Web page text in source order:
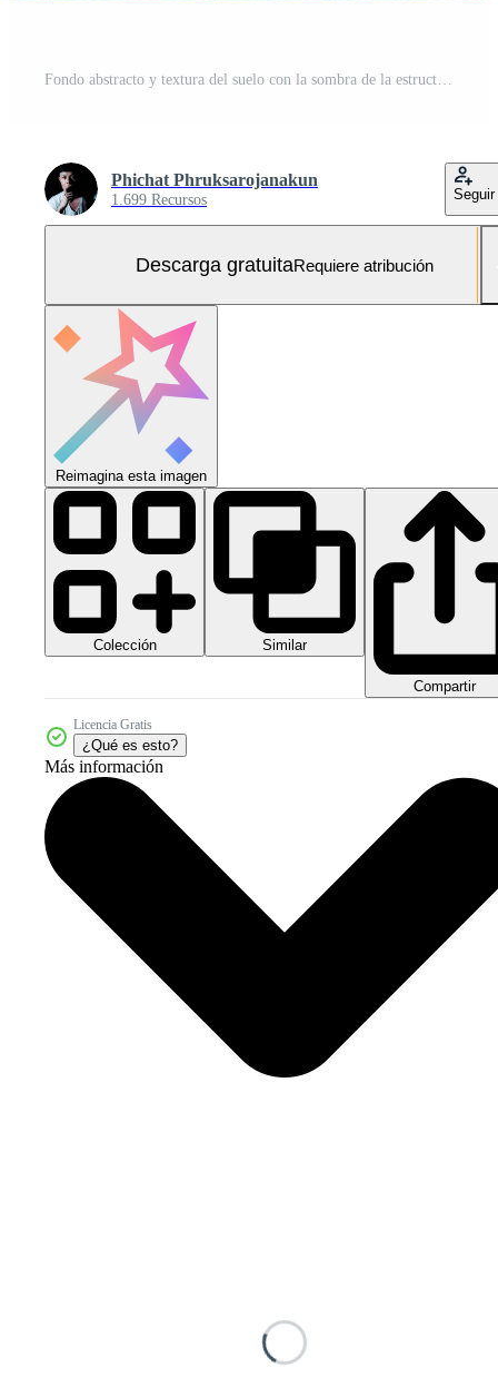
Fondo abstracto y textura del suelo con la sombra de la estructura de acero en el suelo en el sitio de construcción Foto Gratis
Phichat Phruksarojanakun
1.699 Recursos Seguir
Descarga gratuitaRequiere atribución
Reimagina esta imagen
Colección Similar
Compartir
Licencia Gratis
¿Qué es esto?
Más información